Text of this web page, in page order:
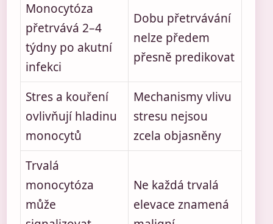
Monocytóza
přetrvává 2–4
týdny po akutní
infekci
Dobu přetrvávání
nelze předem
přesně predikovat
Stres a kouření
ovlivňují hladinu
monocytů
Mechanismy vlivu
stresu nejsou
zcela objasněny
Trvalá
monocytóza
může
Ne každá trvalá
elevace znamená